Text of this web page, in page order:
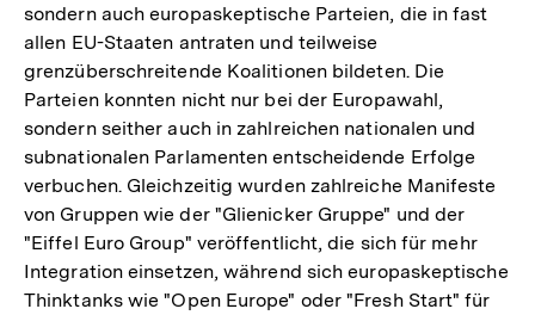
sondern auch europaskeptische Parteien, die in fast
allen EU-Staaten antraten und teilweise
grenzüberschreitende Koalitionen bildeten. Die
Parteien konnten nicht nur bei der Europawahl,
sondern seither auch in zahlreichen nationalen und
subnationalen Parlamenten entscheidende Erfolge
verbuchen. Gleichzeitig wurden zahlreiche Manifeste
von Gruppen wie der "Glienicker Gruppe" und der
"Eiffel Euro Group" veröffentlicht, die sich für mehr
Integration einsetzen, während sich europaskeptische
Thinktanks wie "Open Europe" oder "Fresh Start" für